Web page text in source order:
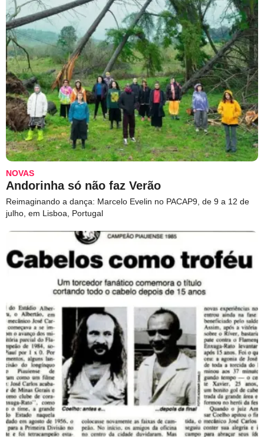
NOVAS
Andorinha só não faz Verão
Reimaginando a dança: Marcelo Evelin no PACAP9, de 9 a 12 de
julho, em Lisboa, Portugal